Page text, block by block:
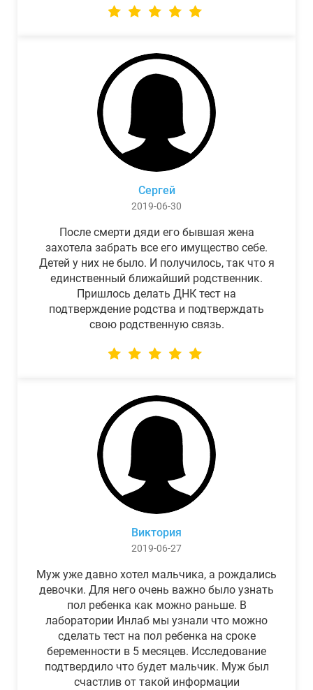
Сергей
2019-06-30
После смерти дяди его бывшая жена
захотела забрать все его имущество себе.
Детей у них не было. И получилось, так что я
единственный ближайший родственник.
Пришлось делать ДНК тест на
подтверждение родства и подтверждать
свою родственную связь.
Виктория
2019-06-27
Муж уже давно хотел мальчика, а рождались
девочки. Для него очень важно было узнать
пол ребенка как можно раньше. В
лаборатории Инлаб мы узнали что можно
сделать тест на пол ребенка на сроке
беременности в 5 месяцев. Исследование
подтвердило что будет мальчик. Муж был
счастлив от такой информации